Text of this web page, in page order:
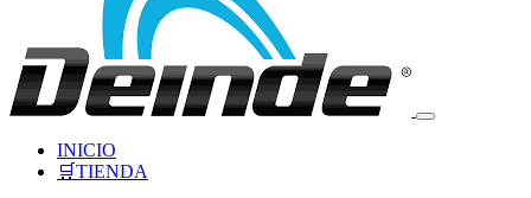
INICIO
🛒TIENDA